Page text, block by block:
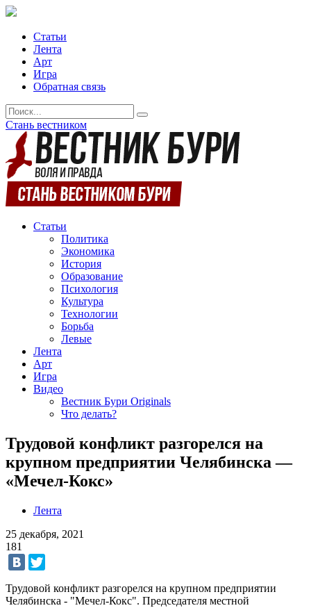
Статьи
Лента
Арт
Игра
Обратная связь
Стань вестником
Статьи
Политика
Экономика
История
Образование
Психология
Культура
Технологии
Борьба
Левые
Лента
Арт
Игра
Видео
Вестник Бури Originals
Что делать?
Трудовой конфликт разгорелся на
крупном предприятии Челябинска —
«Мечел-Кокс»
Лента
25 декабря, 2021
181
Трудовой конфликт разгорелся на крупном предприятии
Челябинска - "Мечел-Кокс". Председателя местной